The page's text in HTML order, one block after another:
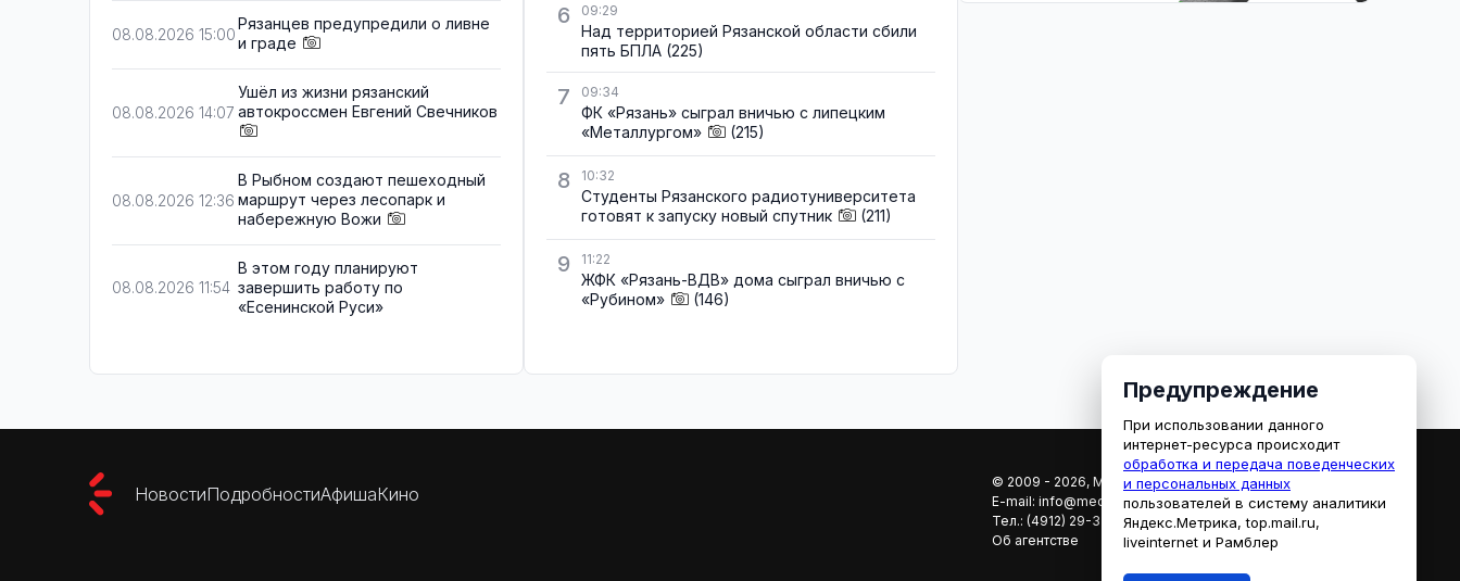
08.08.2026 15:00
Рязанцев предупредили о ливне
и граде
08.08.2026 14:07
Ушёл из жизни рязанский
автокроссмен Евгений Свечников
08.08.2026 12:36
В Рыбном создают пешеходный
маршрут через лесопарк и
набережную Вожи
08.08.2026 11:54
В этом году планируют
завершить работу по
«Есенинской Руси»
6 09:29
Над территорией Рязанской области сбили
пять БПЛА (225)
7 09:34
ФК «Рязань» сыграл вничью с липецким
«Металлургом»
(215)
8 10:32
Студенты Рязанского радиотуниверситета
готовят к запуску новый спутник
(211)
9 11:22
ЖФК «Рязань-ВДВ» дома сыграл вничью с
«Рубином»
(146)
НовостиПодробностиАфишаКино
© 2009 - 2026, МЕДИАРЯЗАНЬ
E-mail: info@mediaryazan.ru,reklama@mediaryazan.ru
Тел.: (4912) 29-33-66
Об агентстве
Предупреждение
При использовании данного
интернет-ресурса происходит
обработка и передача поведенческих
и персональных данных
пользователей в систему аналитики
Яндекс.Метрика, top.mail.ru,
liveinternet и Рамблер